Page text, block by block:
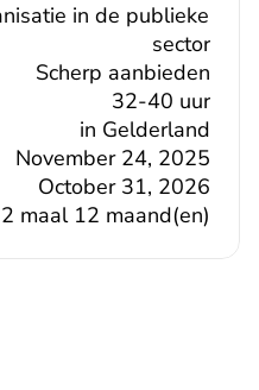
in de publieke
sector
Scherp aanbieden
32-40 uur
in Gelderland
2 maal 12 maand(en)
October 31, 2026
November 24, 2025